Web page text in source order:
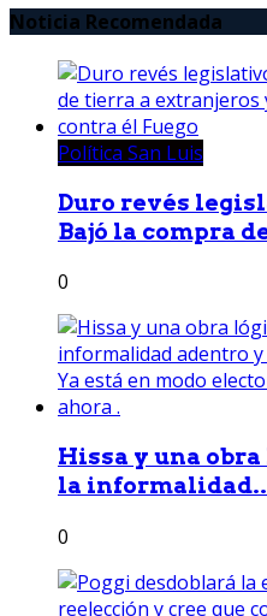
Noticia Recomendada
Política San Luis
Duro revés
Bajó la compra
0
Hissa y una
la
0